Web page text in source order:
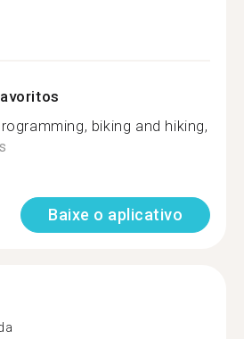
biking and hiking,
Baixe o aplicativo